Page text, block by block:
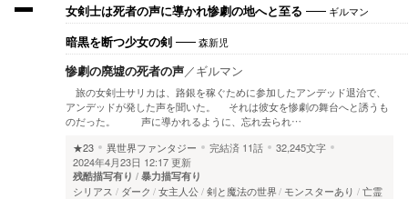
女剣士は死者の声に導かれ惨劇の地へと至る ギルマン
暗黒を断つ少女の剣 森新児
惨劇の廃墟の死者の声／ギルマン
旅の女剣士サリカは、路銀を稼ぐために参加したアンデッド退治で、
アンデッドが発した声を聞いた。 それは彼女を惨劇の舞台へと誘うも
のだった。 声に導かれるように、忘れ去られ…
★23
異世界ファンタジー 完結済 11話
32,245文字
2024年4月23日 12:17 更新
残酷描写有り 暴力描写有り
シリアス ダーク 女主人公 剣と魔法の世界 モンスターあり 亡霊